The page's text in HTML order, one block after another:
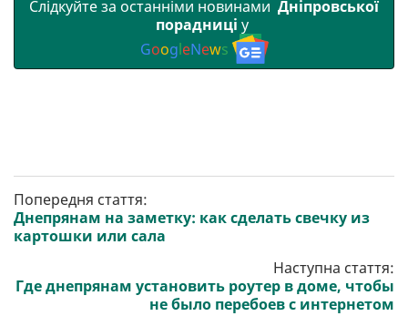
Слідкуйте за останніми новинами Дніпровської
порадниці у
GoogleNews
Попередня стаття:
Днепрянам на заметку: как сделать свечку из
картошки или сала
Наступна стаття:
Где днепрянам установить роутер в доме, чтобы
не было перебоев с интернетом